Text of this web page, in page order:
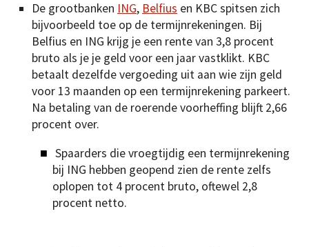
De grootbanken ING, Belfius en KBC spitsen zich
bijvoorbeeld toe op de termijnrekeningen. Bij
Belfius en ING krijg je een rente van 3,8 procent
bruto als je je geld voor een jaar vastklikt. KBC
betaalt dezelfde vergoeding uit aan wie zijn geld
voor 13 maanden op een termijnrekening parkeert.
Na betaling van de roerende voorheffing blijft 2,66
procent over.
Spaarders die vroegtijdig een termijnrekening
bij ING hebben geopend zien de rente zelfs
oplopen tot 4 procent bruto, oftewel 2,8
procent netto.